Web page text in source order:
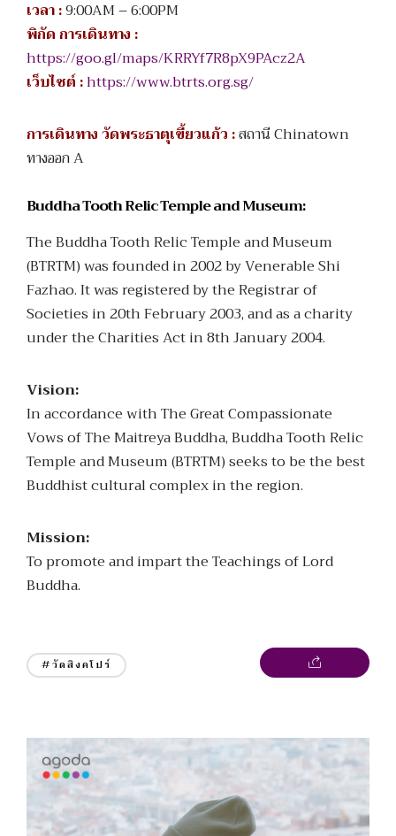
เวลา :9:00AM – 6:00PM
พิกัด การเดินทาง :
https://goo.gl/maps/KRRYf7R8pX9PAcz2A
เว็บไซต์ :https://www.btrts.org.sg/
การเดินทาง วัดพระธาตุเขี้ยวแก้ว :สถานี Chinatown
ทางออก A
Buddha Tooth Relic Temple and Museum:
The Buddha Tooth Relic Temple and Museum
(BTRTM) was founded in 2002 by Venerable Shi
Fazhao. It was registered by the Registrar of
Societies in 20th February 2003, and as a charity
under the Charities Act in 8th January 2004.
Vision:
In accordance with The Great Compassionate
Vows of The Maitreya Buddha, Buddha Tooth Relic
Temple and Museum (BTRTM) seeks to be the best
Buddhist cultural complex in the region.
Mission:
To promote and impart the Teachings of Lord
Buddha.
#วัดสิงคโปร์